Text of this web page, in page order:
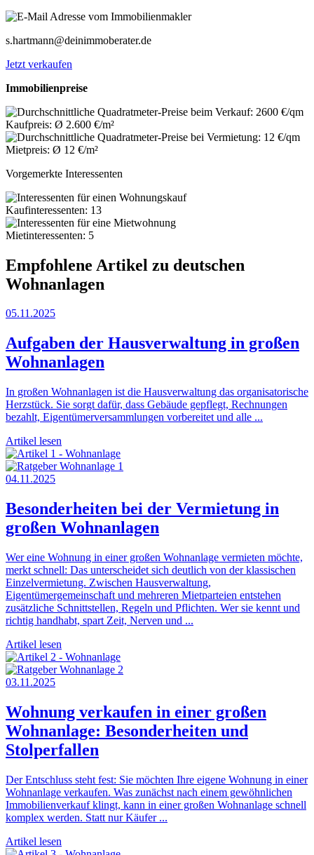
s.hartmann@deinimmoberater.de
Jetzt verkaufen
Immobilienpreise
Kaufpreis: Ø 2.600 €/m²
Mietpreis: Ø 12 €/m²
Vorgemerkte Interessenten
Kaufinteressenten: 13
Mietinteressenten: 5
Empfohlene Artikel zu deutschen
Wohnanlagen
05.11.2025
Aufgaben der Hausverwaltung in großen
Wohnanlagen
In großen Wohnanlagen ist die Hausverwaltung das organisatorische
Herzstück. Sie sorgt dafür, dass Gebäude gepflegt, Rechnungen
bezahlt, Eigentümerversammlungen vorbereitet und alle ...
Artikel lesen
04.11.2025
Besonderheiten bei der Vermietung in
großen Wohnanlagen
Wer eine Wohnung in einer großen Wohnanlage vermieten möchte,
merkt schnell: Das unterscheidet sich deutlich von der klassischen
Einzelvermietung. Zwischen Hausverwaltung,
Eigentümergemeinschaft und mehreren Mietparteien entstehen
zusätzliche Schnittstellen, Regeln und Pflichten. Wer sie kennt und
richtig handhabt, spart Zeit, Nerven und ...
Artikel lesen
03.11.2025
Wohnung verkaufen in einer großen
Wohnanlage: Besonderheiten und
Stolperfallen
Der Entschluss steht fest: Sie möchten Ihre eigene Wohnung in einer
Wohnanlage verkaufen. Was zunächst nach einem gewöhnlichen
Immobilienverkauf klingt, kann in einer großen Wohnanlage schnell
komplex werden. Statt nur Käufer ...
Artikel lesen